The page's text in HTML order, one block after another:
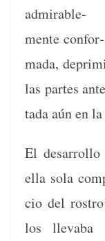
admirable­
mente con­for­
ma­da,
las partes
ta­da aún en
El
ella sola
cio del
los llev­a­ba